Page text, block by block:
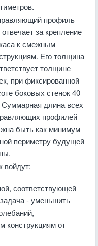
профиль
за крепление
к смежным
Его толщина
толщине
при фиксированной
боковых стенок 40
длина всех
профилей
быть как минимум
периметру будущей
войдут:
соответствующей
- уменьшить
конструкциям от